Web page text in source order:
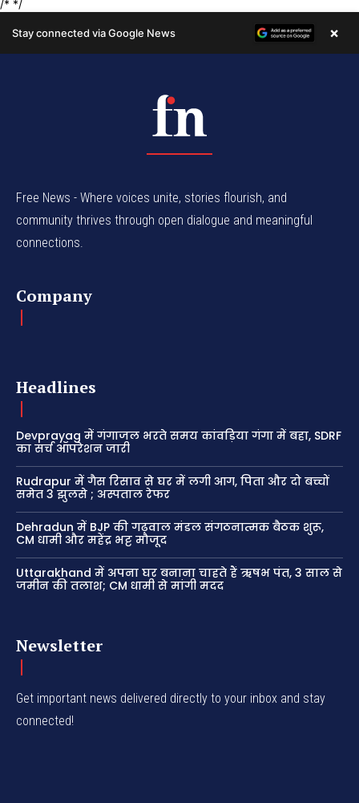
Free News - Where voices unite, stories flourish, and
community thrives through open dialogue and meaningful
connections.
Company
Headlines
Devprayag में गंगाजल भरते समय कांवड़िया गंगा में बहा, SDRF
का सर्च ऑपरेशन जारी
Rudrapur में गैस रिसाव से घर में लगी आग, पिता और दो बच्चों
समेत 3 झुलसे ; अस्पताल रेफर
Dehradun में BJP की गढ़वाल मंडल संगठनात्मक बैठक शुरू,
CM धामी और महेंद्र भट्ट मौजूद
Uttarakhand में अपना घर बनाना चाहते हैं ऋषभ पंत, 3 साल से
जमीन की तलाश; CM धामी से मांगी मदद
Newsletter
Get important news delivered directly to your inbox and stay
connected!